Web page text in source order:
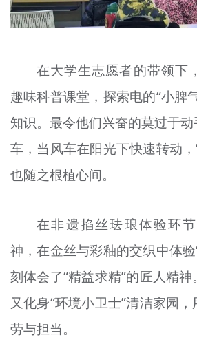
在大学生志愿者的带领下
趣味科普课堂，探索电的“小脾
知识。最令他们兴奋的莫过于
车，当风车在阳光下快速转动
也随之根植心间。
在非遗掐丝珐琅体验环
神，在金丝与彩釉的交织中体
刻体会了“精益求精”的匠人精
又化身“环境小卫士”清洁家园
劳与担当。